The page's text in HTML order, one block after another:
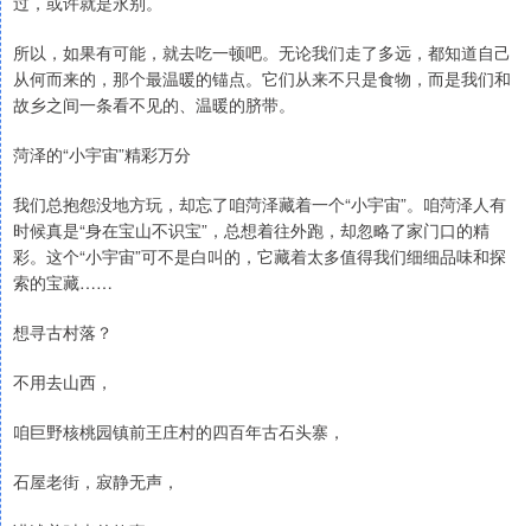
所以，如果有可能，就去吃一顿吧。无论我们走了多远，都知道自己
从何而来的，那个最温暖的锚点。它们从来不只是食物，而是我们和
故乡之间一条看不见的、温暖的脐带。
菏泽的“小宇宙”精彩万分
我们总抱怨没地方玩，却忘了咱菏泽藏着一个“小宇宙”。咱菏泽人有
时候真是“身在宝山不识宝”，总想着往外跑，却忽略了家门口的精
彩。这个“小宇宙”可不是白叫的，它藏着太多值得我们细细品味和探
索的宝藏……
想寻古村落？
不用去山西，
咱巨野核桃园镇前王庄村的四百年古石头寨，
石屋老街，寂静无声，